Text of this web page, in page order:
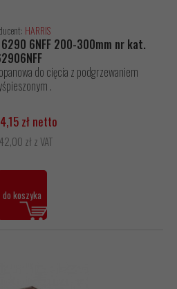
HARRIS
6NFF 200-300mm nr kat.
do cięcia z podgrzewaniem
.
zł netto
42,00 zł z VAT
do koszyka